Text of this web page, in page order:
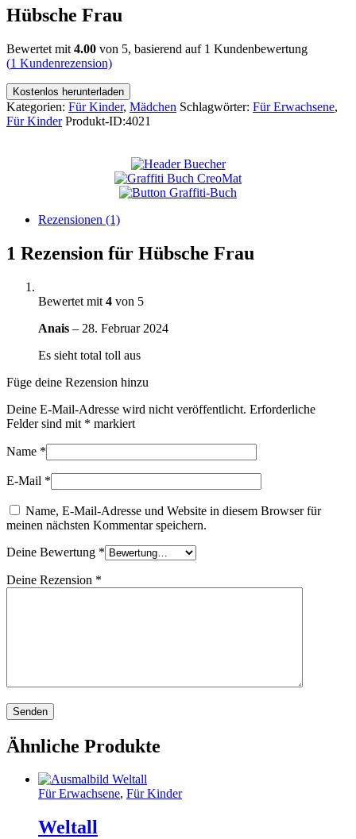
Hübsche Frau
Bewertet mit 4.00 von 5, basierend auf 1 Kundenbewertung
(1 Kundenrezension)
Kostenlos herunterladen
Kategorien: Für Kinder, Mädchen Schlagwörter: Für Erwachsene,
Für Kinder Produkt-ID:4021
Rezensionen (1)
1 Rezension für Hübsche Frau
Bewertet mit 4 von 5
Anais – 28. Februar 2024
Es sieht total toll aus
Füge deine Rezension hinzu
Deine E-Mail-Adresse wird nicht veröffentlicht. Erforderliche
Felder sind mit * markiert
Name *
E-Mail *
Name, E-Mail-Adresse und Website in diesem Browser für
meinen nächsten Kommentar speichern.
Deine Bewertung *
Deine Rezension *
Ähnliche Produkte
Für Erwachsene, Für Kinder
Weltall